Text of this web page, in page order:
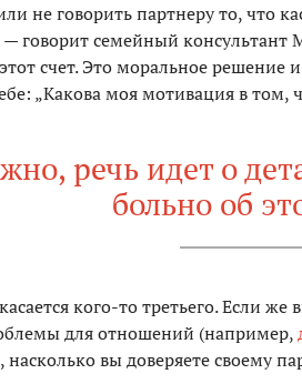
не говорить партнеру то, что
— говорит семейный
счет. Это моральное
„Какова моя мотивация в том,
речь идет о
больно об
кого-то третьего. Если
для отношений (например,
насколько вы доверяете своему